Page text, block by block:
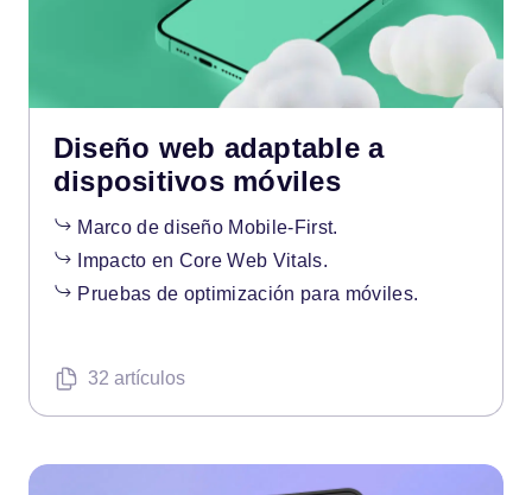
Diseño web adaptable a
dispositivos móviles
Marco de diseño Mobile-First.
Impacto en Core Web Vitals.
Pruebas de optimización para móviles.
32 artículos